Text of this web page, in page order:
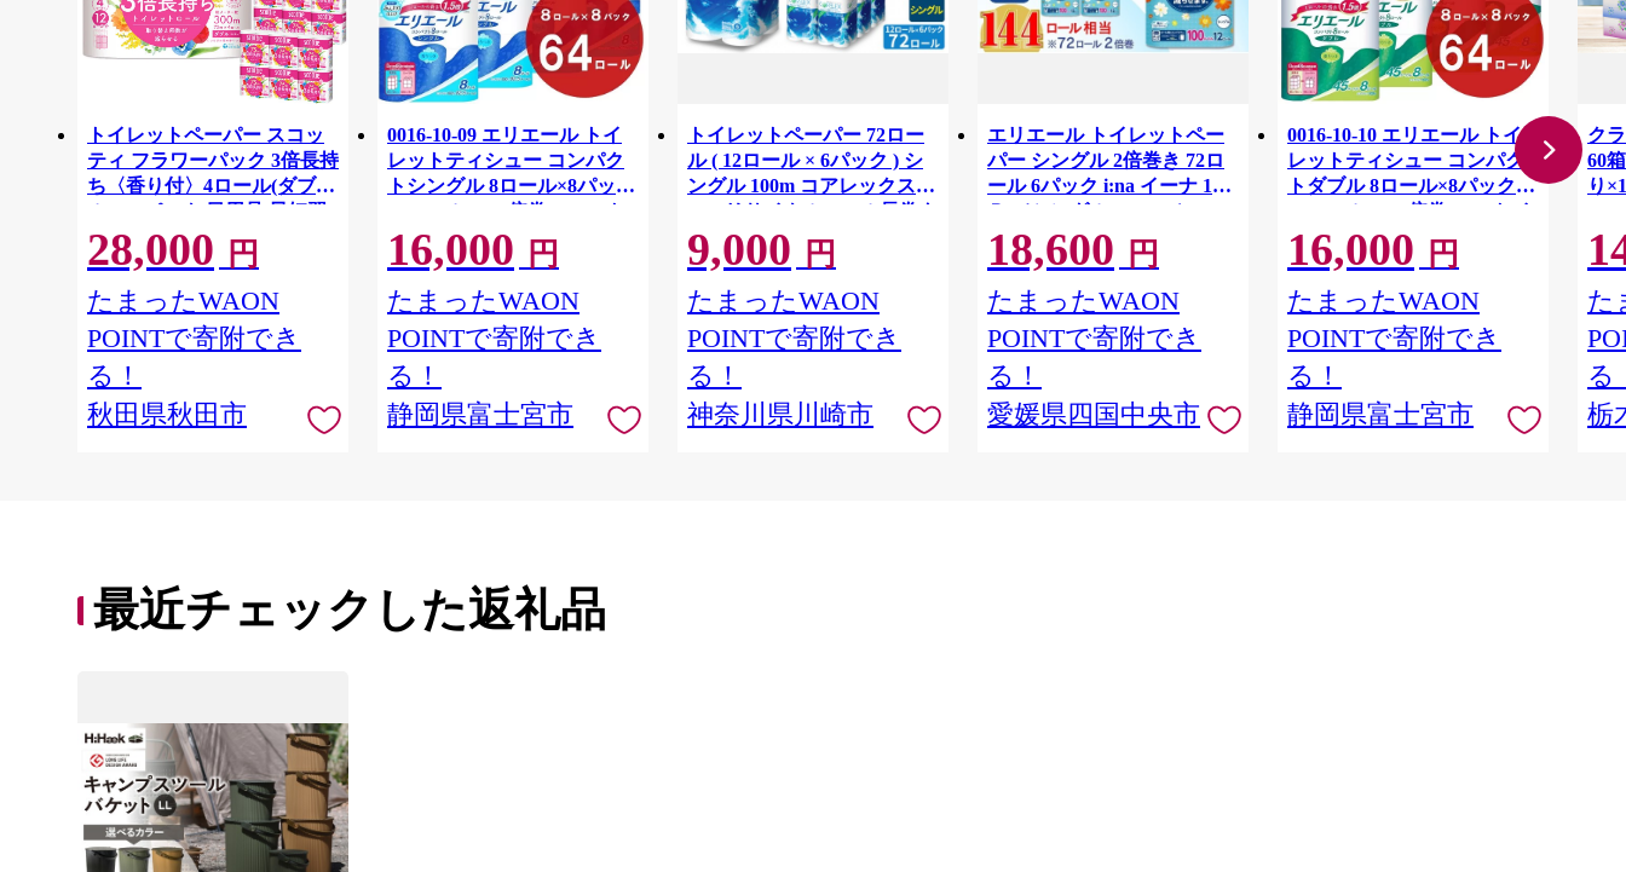
トイレットペーパー スコッ
ティ フラワーパック 3倍長持
ち〈香り付〉4ロール(ダブ
ル)×12パック 日用品 最短翌
日発送 [スコッティ フラワー
パック トイレットペーパー
日本製紙クレシア] 秋田県秋
田市
28,000 円
たまったWAON
POINTで寄附でき
る！
秋田県秋田市
0016-10-09 エリエール トイ
レットティシュー コンパク
トシングル 8ロール×8パック
64ロール 1.5倍巻 82.5m ト
イレットペーパー シングル
パルプ100％ 香りつき 日用品
消耗品 備蓄
16,000 円
たまったWAON
POINTで寄附でき
る！
静岡県富士宮市
トイレットペーパー 72ロー
ル ( 12ロール × 6パック ) シ
ングル 100m コアレックス
FSCリサイクルロール長巻タ
イプ 再生紙 100％ 日用品 消
耗品 防災 備蓄 トイレットペ
ーパー トイレ 神奈川県 川崎
市 トイレットペーパー 新生
活 生活雑貨 生活用品 といれ
っとぺーぱー 長持ち 長巻き
まとめ 非常 便利 サステナブ
ル エコ トイレットペーパー
9,000 円
たまったWAON
POINTで寄附でき
る！
神奈川県川崎市
エリエール トイレットペー
パー シングル 2倍巻き 72ロ
ール 6パック i:na イーナ 12
Ｒ （シングル・100ｍ） × 6
パック 日用品 消耗品 新生活
備蓄 防災 愛媛県 四国中央市
18,600 円
たまったWAON
POINTで寄附でき
る！
愛媛県四国中央市
0016-10-10 エリエール トイ
レットティシュー コンパク
トダブル 8ロール×8パック
64ロール 1.5倍巻 45m トイ
レットペーパー ダブル パル
プ100％ 香りつき 日用品 消
耗品 備蓄
16,000 円
たまったWAON
POINTで寄附でき
る！
静岡県富士宮市
ク
60
り
た
る
栃
最近チェックした返礼品